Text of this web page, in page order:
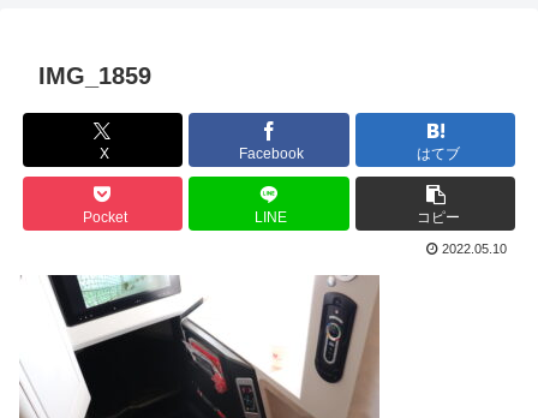
IMG_1859
X Facebook はてブ
Pocket LINE コピー
2022.05.10